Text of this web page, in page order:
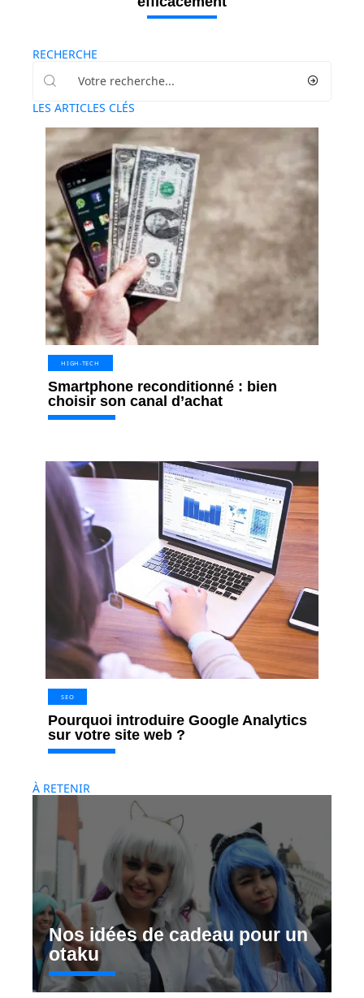
RECHERCHE
LES ARTICLES CLÉS
HIGH-TECH
Smartphone reconditionné : bien
choisir son canal d’achat
SEO
Pourquoi introduire Google Analytics
sur votre site web ?
À RETENIR
Nos idées de cadeau pour un
otaku